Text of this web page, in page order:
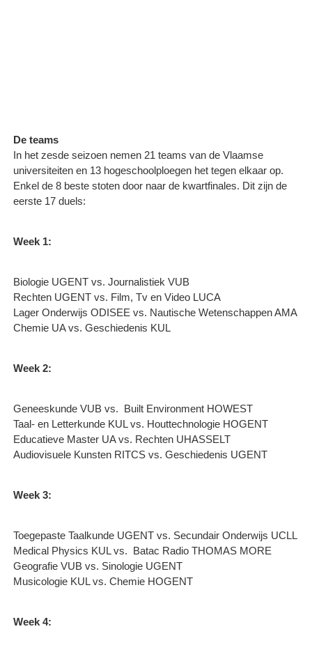
De teams
In het zesde seizoen nemen 21 teams van de Vlaamse
universiteiten en 13 hogeschoolploegen het tegen elkaar op.
Enkel de 8 beste stoten door naar de kwartfinales. Dit zijn de
eerste 17 duels:
Week 1:
Biologie UGENT vs. Journalistiek VUB
Rechten UGENT vs. Film, Tv en Video LUCA
Lager Onderwijs ODISEE vs. Nautische Wetenschappen AMA
Chemie UA vs. Geschiedenis KUL
Week 2:
Geneeskunde VUB vs. ​ Built Environment HOWEST
Taal- en Letterkunde KUL vs. Houttechnologie HOGENT
Educatieve Master UA vs. Rechten UHASSELT
Audiovisuele Kunsten RITCS vs. Geschiedenis UGENT
Week 3:
Toegepaste Taalkunde UGENT vs. Secundair Onderwijs UCLL
Medical Physics KUL vs. ​ Batac Radio THOMAS MORE
Geografie VUB vs. Sinologie UGENT
Musicologie KUL vs. Chemie HOGENT
Week 4: